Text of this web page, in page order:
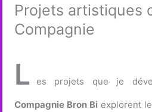
Projets artistiques
Compagnie
L es projets que je
Compagnie Bron Bi explorent